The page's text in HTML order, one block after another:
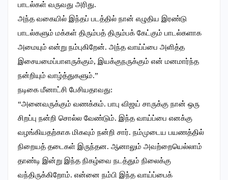
பாடல்கள் வருவது அரிது.
அந்த வகையில் இந்தப் படத்தில் நான் எழுதிய இரண்டு
பாடல்களும் மக்கள் திரும்பத் திரும்பக் கேட்கும் பாடல்களாக
அமையும் என்று நம்புகிறேன். அந்த வாய்ப்பை அளித்த
இசையமைப்பாளருக்கும், இயக்குநருக்கும் என் மனமார்ந்த
நன்றியும் வாழ்த்துகளும்.”
நடிகை மீனாட்சி பேசியதாவது:
“அனைவருக்கும் வணக்கம். பாபு விஜய் சாருக்கு நான் ஒரு
சிறப்பு நன்றி சொல்ல வேண்டும். இந்த வாய்ப்பை எனக்கு
வழங்கியதற்காக மிகவும் நன்றி சார். நம்முடைய பயணத்தில்
நிறையத் தடைகள் இருந்தன. ஆனாலும் அவற்றையெல்லாம்
தாண்டி இன்று இந்த நிகழ்வை நடத்தும் நிலைக்கு
வந்திருக்கிறோம். என்னை நம்பி இந்த வாய்ப்பைக்